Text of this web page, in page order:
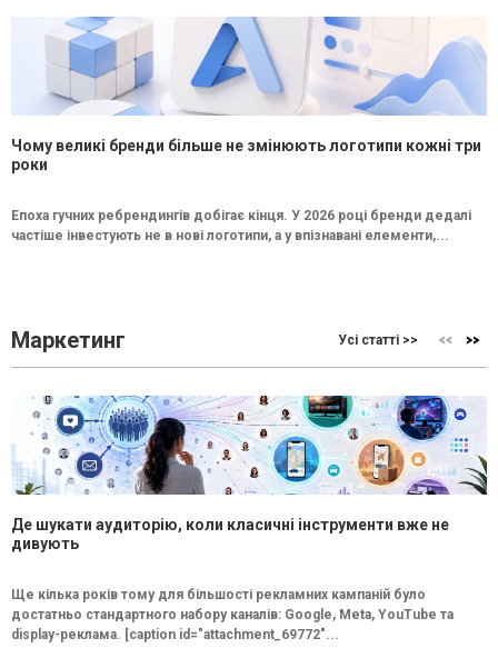
Чому великі бренди більше не змінюють логотипи кожні три
роки
Епоха гучних ребрендингів добігає кінця. У 2026 році бренди дедалі
частіше інвестують не в нові логотипи, а у впізнавані елементи,...
Маркетинг Усі статті >>
Де шукати аудиторію, коли класичні інструменти вже не
дивують
Ще кілька років тому для більшості рекламних кампаній було
достатньо стандартного набору каналів: Google, Meta, YouTube та
display-реклама. [caption id="attachment_69772"...